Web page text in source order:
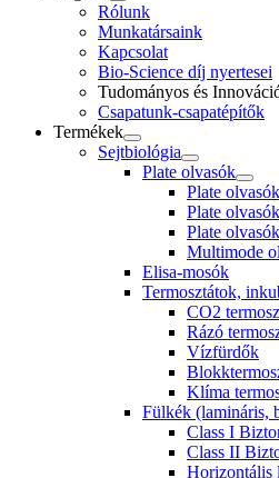
Rólunk
Munkatársaink
Kapcsolat
Bio-Science díj nyertesei
Tudományos és
Csapatunk-csapatépítők
Termékek
Sejtbiológia
Plate olvasók
Plate
Plate
Plate
Multimode
Elisa-mosók
Termosztátok,
CO2
Rázó
Vízfürdők
Klíma
Fülkék (lamináris,
Class I
Class II
Horizontális